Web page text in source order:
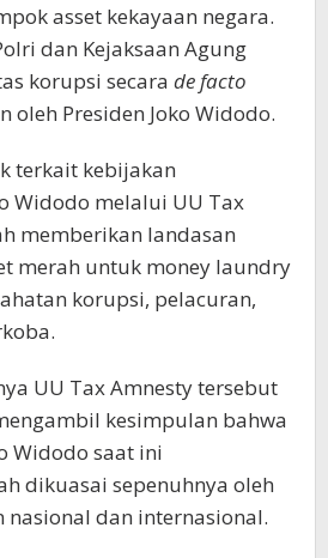
asset kekayaan negara.
dan Kejaksaan Agung
korupsi secara de facto
Presiden Joko Widodo.
terkait kebijakan
Widodo melalui UU Tax
memberikan landasan
merah untuk money laundry
korupsi, pelacuran,
UU Tax Amnesty tersebut
kesimpulan bahwa
Widodo saat ini
dikuasai sepenuhnya oleh
dan internasional.